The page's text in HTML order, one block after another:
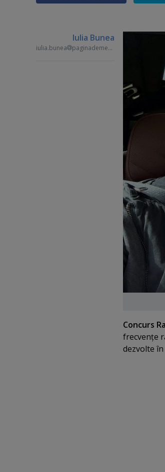
Iulia Bunea
iulia.bunea paginademedia.ro
Concurs
frecvenţe
dezvolte